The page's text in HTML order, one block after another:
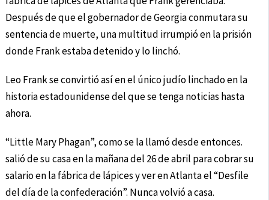
Después de que el gobernador de Georgia conmutara su
sentencia de muerte, una multitud irrumpió en la prisión
donde Frank estaba detenido y lo linchó.
Leo Frank se convirtió así en el único judío linchado en la
historia estadounidense del que se tenga noticias hasta
ahora.
“Little Mary Phagan”, como se la llamó desde entonces.
salió de su casa en la mañana del 26 de abril para cobrar su
salario en la fábrica de lápices y ver en Atlanta el “Desfile
del día de la confederación”. Nunca volvió a casa.